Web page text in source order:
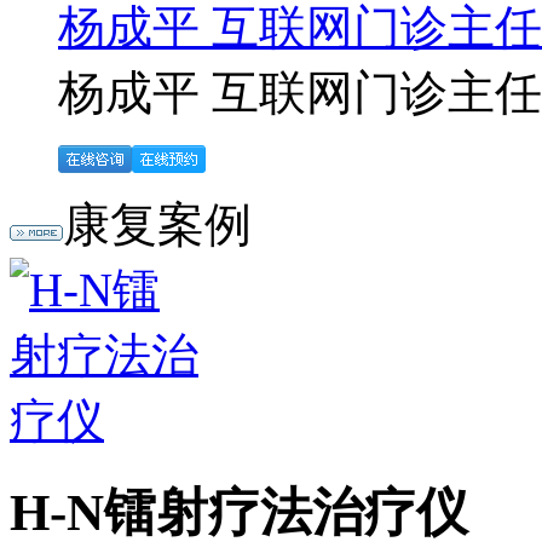
杨成平 互联网门诊主任
杨成平 互联网门诊主
康复案例
H-N镭射疗法治疗仪